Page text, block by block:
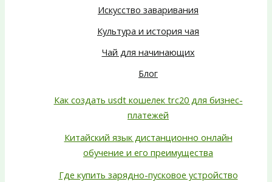
Искусство заваривания
Культура и история чая
Чай для начинающих
Блог
Как создать usdt кошелек trc20 для бизнес-
платежей
Китайский язык дистанционно онлайн
обучение и его преимущества
Где купить зарядно-пусковое устройство